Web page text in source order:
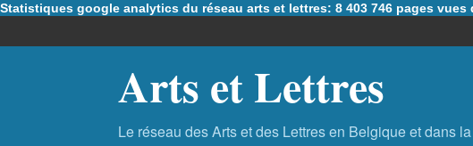
Statistiques google analytics du réseau arts et lettres: 8 403 746 pages vues
Arts et Lettres